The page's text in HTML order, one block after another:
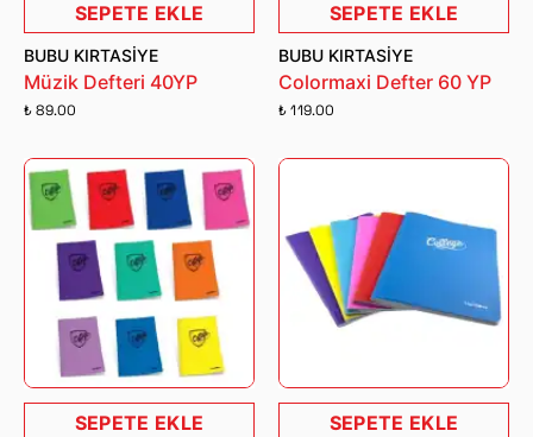
SEPETE EKLE
BUBU KIRTASIYE
Müzik Defteri 40YP
₺ 89.00
SEPETE EKLE
BUBU KIRTASIYE
Colormaxi Defter 60 YP
₺ 119.00
SEPETE EKLE SEPETE EKLE